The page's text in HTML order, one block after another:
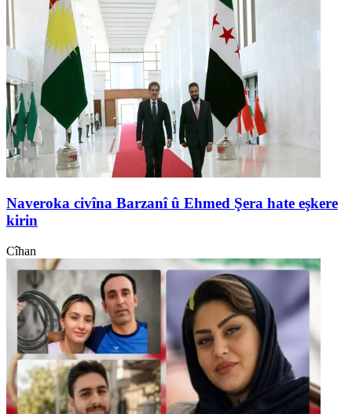
Naveroka civîna Barzanî û Ehmed Şera hate eşkere
kirin
Cîhan